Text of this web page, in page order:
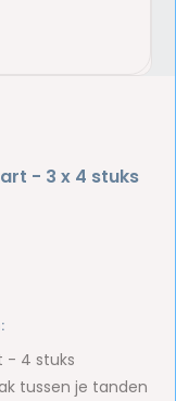
- 3 x 4 stuks
- 4 stuks
tussen je tanden